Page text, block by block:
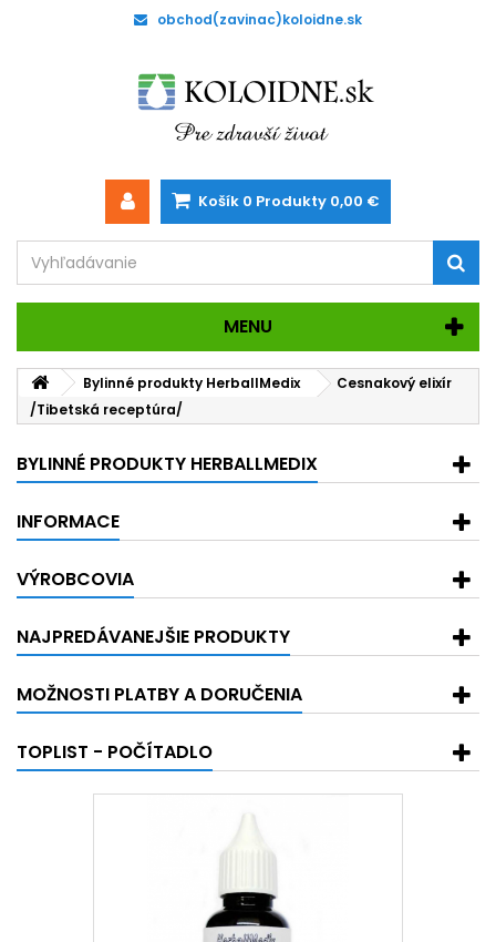
obchod(zavinac)koloidne.sk
Košík 0 Produkty 0,00 €
MENU
Bylinné produkty HerballMedix
Cesnakový elixír
/Tibetská receptúra/
BYLINNÉ PRODUKTY HERBALLMEDIX
INFORMACE
VÝROBCOVIA
NAJPREDÁVANEJŠIE PRODUKTY
MOŽNOSTI PLATBY A DORUČENIA
TOPLIST - POČÍTADLO